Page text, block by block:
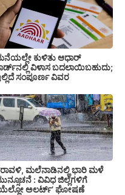
ಕುಳಿತು ಆಧಾರ್
ವಿಳಾಸ ಬದಲಾಯಿಬಹುದು;
ಸಂಪೂರ್ಣ ವಿವರ
ಮಲೆನಾಡಿನಲ್ಲಿ ಭಾರಿ ಮಳೆ
: ವಿವಿಧ ಜಿಲ್ಲೆಗಳಿಗೆ
ಅಲರ್ಟ್’ ಘೋಷಣೆ